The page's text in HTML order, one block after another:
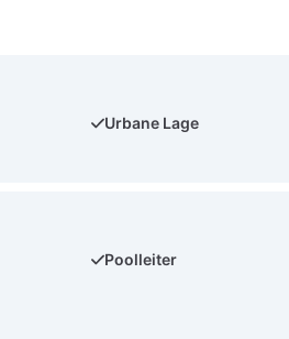
Urbane Lage
Poolleiter